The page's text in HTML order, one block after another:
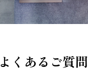
よくあるご質問